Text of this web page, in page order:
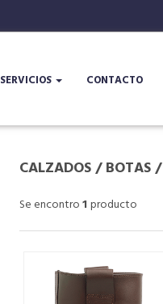
SERVICIOS CONTACTO
CALZADOS/BOTAS/
Se encontro1 producto